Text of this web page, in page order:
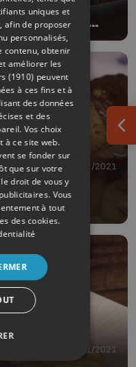
à la
30/11/2021
23/11/2021
uniques et
afin de proposer
personnalisés,
contenu, obtenir
améliorer les
(1910) peuvent
à ces fins et à
des données
et des
Vos choix
à ce site web.
se fonder sur
que sur votre
droit de vous y
. Vous
à tout
des cookies.